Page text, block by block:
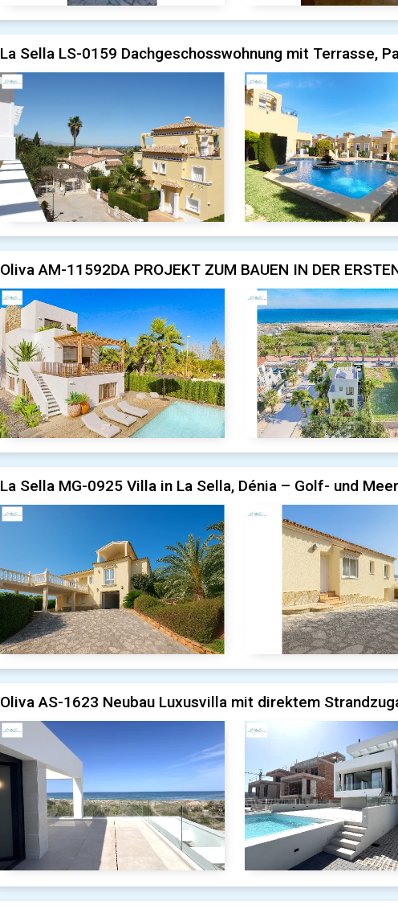
La Sella LS-0159 Dachgeschosswohnung mit Terrasse,
Oliva AM-11592DA PROJEKT ZUM BAUEN IN DER
La Sella MG-0925 Villa in La Sella, Dénia – Golf- und
Oliva AS-1623 Neubau Luxusvilla mit direktem